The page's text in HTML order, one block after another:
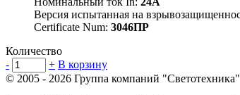
Версия испытанная на
Certificate Num: 3046ПР
Количество
-
+ В корзину
© 2005 - 2026 Группа компаний "Светотехника"